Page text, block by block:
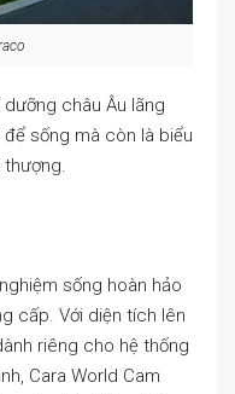
châu Âu lãng
sống mà còn là biểu
sống hoàn hảo
cấp. Với diện tích lên
riêng cho hệ thống
Cara World Cam